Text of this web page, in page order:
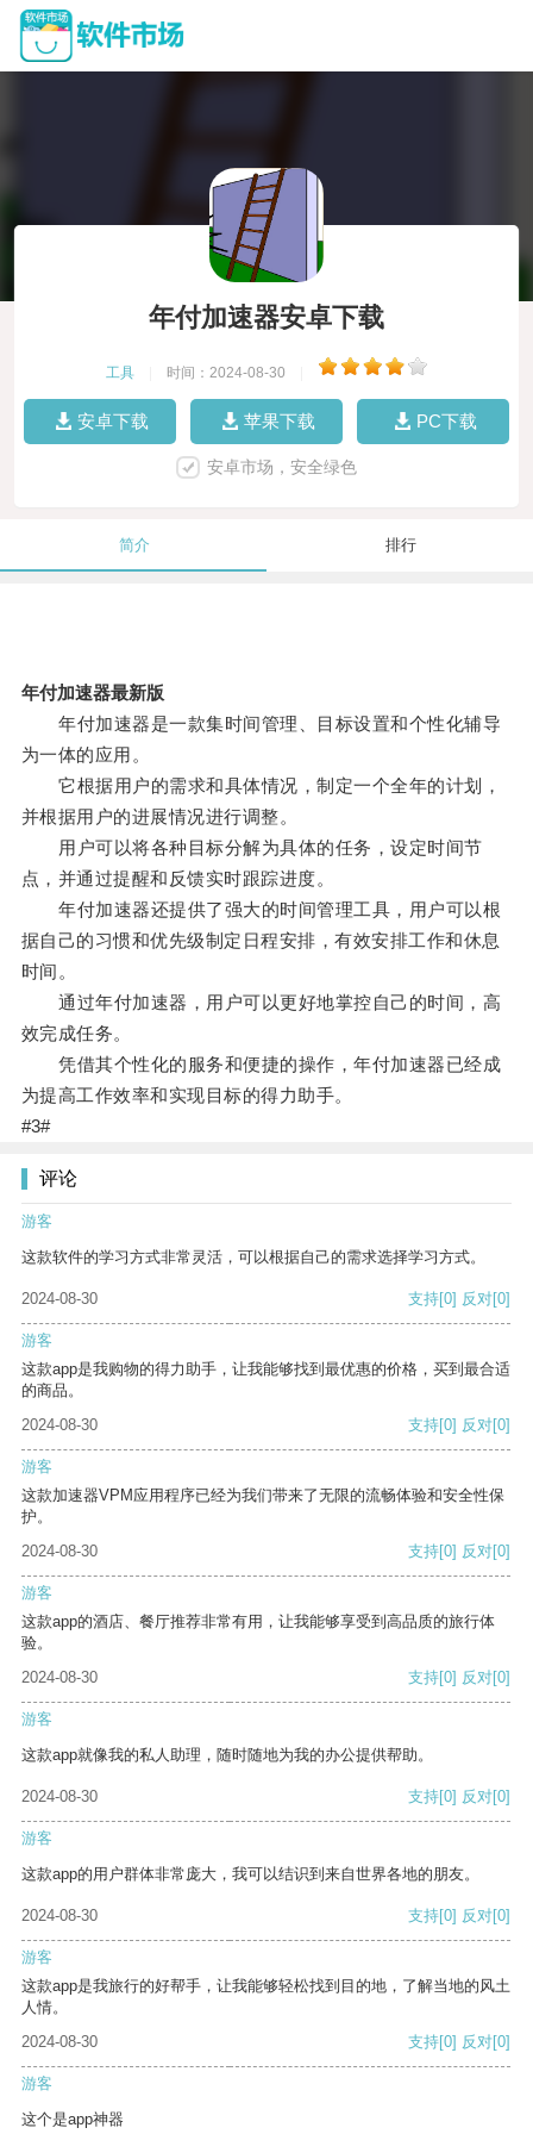
年付加速器安卓下载
工具 时间：2024-08-30
安卓下载 苹果下载 PC下载
安卓市场，安全绿色
简介 排行
年付加速器最新版
年付加速器是一款集时间管理、目标设置和个性化辅导
为一体的应用。
它根据用户的需求和具体情况，制定一个全年的计划，
并根据用户的进展情况进行调整。
用户可以将各种目标分解为具体的任务，设定时间节
点，并通过提醒和反馈实时跟踪进度。
年付加速器还提供了强大的时间管理工具，用户可以根
据自己的习惯和优先级制定日程安排，有效安排工作和休息
时间。
通过年付加速器，用户可以更好地掌控自己的时间，高
效完成任务。
凭借其个性化的服务和便捷的操作，年付加速器已经成
为提高工作效率和实现目标的得力助手。
#3#
评论
游客
这款软件的学习方式非常灵活，可以根据自己的需求选择学习方式。
2024-08-30 支持[0] 反对[0]
游客
这款app是我购物的得力助手，让我能够找到最优惠的价格，买到最合适
的商品。
2024-08-30
支持[0] 反对[0]
游客
这款加速器VPM应用程序已经为我们带来了无限的流畅体验和安全性保
护。
2024-08-30
支持[0] 反对[0]
游客
这款app的酒店、餐厅推荐非常有用，让我能够享受到高品质的旅行体
验。
2024-08-30
支持[0] 反对[0]
游客
这款app就像我的私人助理，随时随地为我的办公提供帮助。
2024-08-30 支持[0] 反对[0]
游客
这款app的用户群体非常庞大，我可以结识到来自世界各地的朋友。
2024-08-30 支持[0] 反对[0]
游客
这款app是我旅行的好帮手，让我能够轻松找到目的地，了解当地的风土
人情。
2024-08-30
支持[0] 反对[0]
游客
这个是app神器